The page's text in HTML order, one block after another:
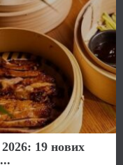
19 нових